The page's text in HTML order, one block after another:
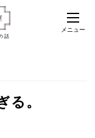
話
メニュー
る。